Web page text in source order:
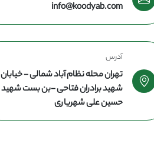
info@koodyab.com
آدرس
تهران محله نظام آباد شمالی - خیابان
شهید برادران فتاحی -بن بست شهید
حسین علی شهریاری